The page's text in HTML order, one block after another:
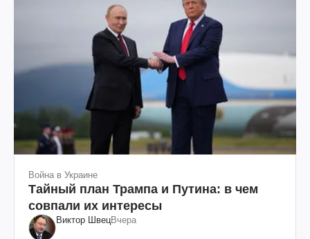
Война в Украине
Тайный план Трампа и Путина: в чем
совпали их интересы
Виктор ШвецВчера